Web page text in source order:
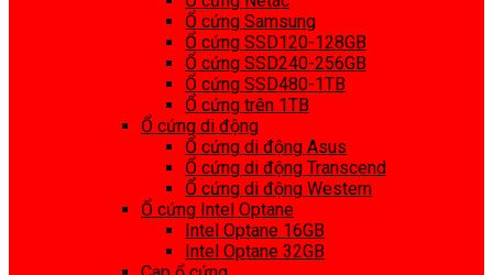
Ổ cứng Samsung
Ổ cứng SSD120-128GB
Ổ cứng SSD240-256GB
Ổ cứng SSD480-1TB
Ổ cứng trên 1TB
Ổ cứng di động
Ổ cứng di động Asus
Ổ cứng di động Transcend
Ổ cứng di động Western
Ổ cứng Intel Optane
Intel Optane 16GB
Intel Optane 32GB